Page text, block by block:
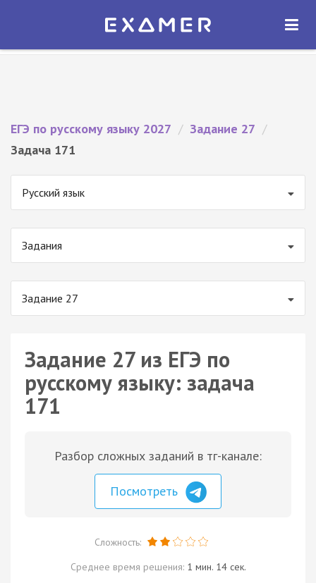
Экзамер — ЕГЭ 2027
ОТКРЫТЬ
ЕГЭ по русскому языку 2027 / Задание 27 /
Задача 171
Русский язык
Задания
Задание 27
Задание 27 из ЕГЭ по
русскому языку: задача
171
Разбор сложных заданий в тг-канале:
Посмотреть
Сложность:
Среднее время решения: 1 мин. 14 сек.